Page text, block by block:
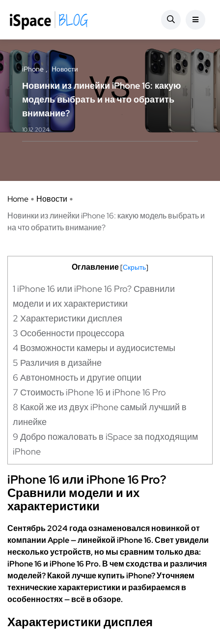
iPhone Новости
Новинки из линейки iPhone 16: какую
модель выбрать и на что обратить
внимание?
10.12.2024
Home
Новости
Новинки из линейки iPhone 16: какую модель выбрать и
на что обратить внимание?
Оглавление[Скрыть]
1 iPhone 16 или iPhone 16 Pro? Сравнили
модели и их характеристики
2 Характеристики дисплея
3 Особенности процессора
4 Возможности камеры и аудиосистемы
5 Различия в дизайне
6 Автономность и другие опции
7 Стоимость iPhone 16 и iPhone 16 Pro
8 Какой же из двух iPhone самый лучший в
линейке
9 Добро пожаловать в iSpace за подходящим
iPhone
iPhone 16 или iPhone 16 Pro?
Сравнили модели и их
характеристики
Сентябрь 2024 года ознаменовался новинкой от
компании Apple — линейкой iPhone 16. Свет увидели
несколько устройств, но мы сравним только два:
iPhone 16 и iPhone 16 Pro. В чем сходства и различия
моделей?Какой лучше купить iPhone? Уточняем
технические характеристики и разбираемся в
особенностях — всё в обзоре.
Характеристики дисплея